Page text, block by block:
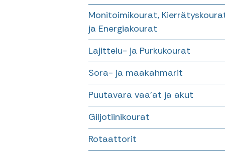
Monitoimikourat,
ja Energiakourat
Lajittelu- ja Purkukourat
Sora- ja maakahmarit
Puutavara vaa’at ja akut
Giljotiinikourat
Rotaattorit